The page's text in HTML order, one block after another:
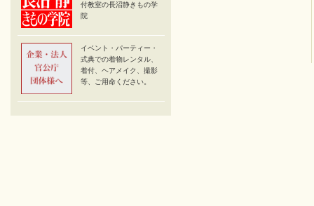
付教室の長沼静きもの学
院
イベント・パーティー・
式典での着物レンタル、
着付、ヘアメイク、撮影
等、ご用命ください。